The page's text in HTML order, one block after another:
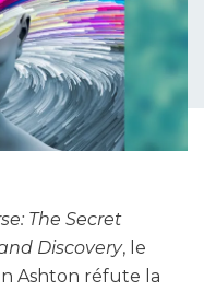
The Secret
Discovery, le
Ashton réfute la